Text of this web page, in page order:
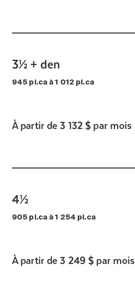
3½ + den
945 pi.ca à 1 012 pi.ca
À partir de 3 132 $ par mois
4½
905 pi.ca à 1 254 pi.ca
À partir de 3 249 $ par mois